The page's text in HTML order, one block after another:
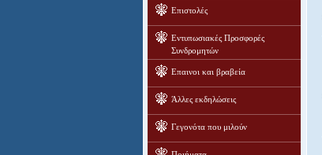
Επιστολές
Εντυπωσιακές Προσφορές
Συνδρομητών
Επαινοι και βραβεία
Άλλες εκδηλώσεις
Γεγονότα που μιλούν